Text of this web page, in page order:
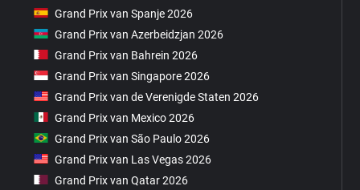
Grand Prix van Spanje 2026
Grand Prix van Azerbeidzjan 2026
Grand Prix van Bahrein 2026
Grand Prix van Singapore 2026
Grand Prix van de Verenigde Staten 2026
Grand Prix van Mexico 2026
Grand Prix van São Paulo 2026
Grand Prix van Las Vegas 2026
Grand Prix van Qatar 2026